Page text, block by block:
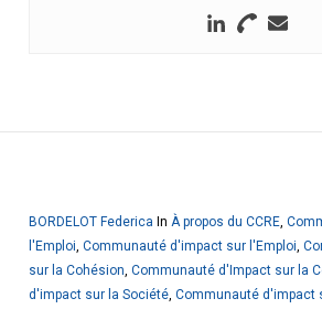
BORDELOT Federica In À propos du CCRE,
l'Emploi Communauté d'impact sur l'Emploi
sur la Cohésion Communauté d'Impact sur la
d'impact sur la Société, Communauté d'impact